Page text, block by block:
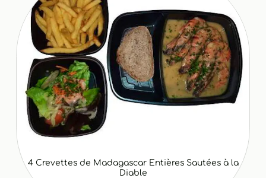
4 Crevettes de Madagascar Entières Sautées à la
Diable